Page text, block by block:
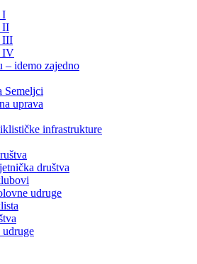
I
II
III
IV
– idemo zajedno
Semeljci
uprava
infrastrukture
društva
udruge
udruge